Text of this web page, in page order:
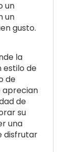
un
un
gusto.
la
estilo de
de
aprecian
de
su
una
disfrutar